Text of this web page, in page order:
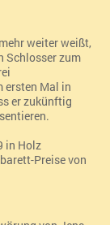
weiter weißt,
Schlosser zum
ersten Mal in
er zukünftig
in Holz
Preise von